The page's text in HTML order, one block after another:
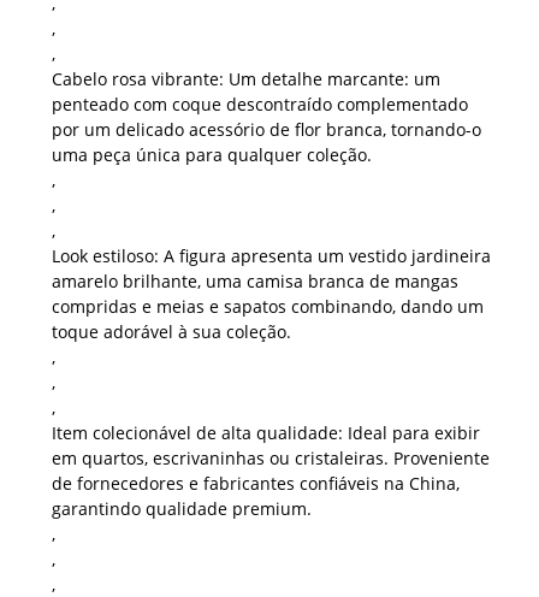
,
,
Cabelo rosa vibrante: Um detalhe marcante: um
penteado com coque descontraído complementado
por um delicado acessório de flor branca, tornando-o
uma peça única para qualquer coleção.
,
,
,
Look estiloso: A figura apresenta um vestido jardineira
amarelo brilhante, uma camisa branca de mangas
compridas e meias e sapatos combinando, dando um
toque adorável à sua coleção.
,
,
,
Item colecionável de alta qualidade: Ideal para exibir
em quartos, escrivaninhas ou cristaleiras. Proveniente
de fornecedores e fabricantes confiáveis ​​na China,
garantindo qualidade premium.
,
,
,